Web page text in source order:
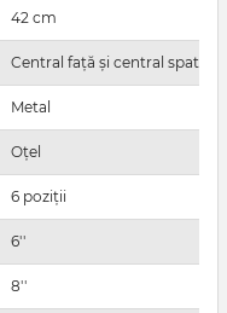
42 cm
Central față și central spate
Metal
Oțel
6 poziții
6''
8''